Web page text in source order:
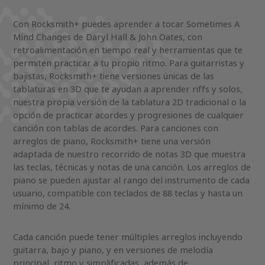
Con Rocksmith+ puedes aprender a tocar Sometimes A
Mind Changes de Daryl Hall & John Oates, con
retroalimentación en tiempo real y herramientas que te
permiten practicar a tu propio ritmo. Para guitarristas y
bajistas, Rocksmith+ tiene versiones únicas de las
tablaturas en 3D que te ayudan a aprender riffs y solos,
nuestra propia versión de la tablatura 2D tradicional o la
opción de practicar acordes y progresiones de cualquier
canción con tablas de acordes. Para canciones con
arreglos de piano, Rocksmith+ tiene una versión
adaptada de nuestro recorrido de notas 3D que muestra
las teclas, técnicas y notas de una canción. Los arreglos de
piano se pueden ajustar al rango del instrumento de cada
usuario, compatible con teclados de 88 teclas y hasta un
mínimo de 24.
Cada canción puede tener múltiples arreglos incluyendo
guitarra, bajo y piano, y en versiones de melodía